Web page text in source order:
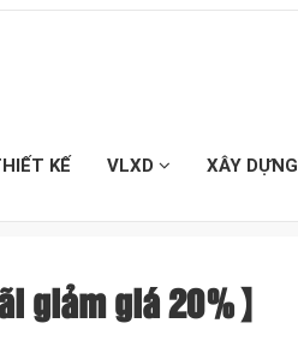
KẾ VLXD XÂY DỰNG
giảm giá 20%】